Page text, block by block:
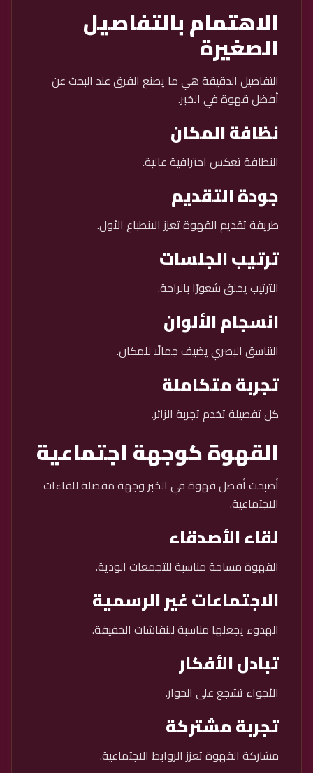
الاهتمام بالتفاصيل
الصغيرة
التفاصيل الدقيقة هي ما يصنع الفرق عند البحث عن
أفضل قهوة في الخبر.
نظافة المكان
النظافة تعكس احترافية عالية.
جودة التقديم
طريقة تقديم القهوة تعزز الانطباع الأول.
ترتيب الجلسات
الترتيب يخلق شعورًا بالراحة.
انسجام الألوان
التناسق البصري يضيف جمالًا للمكان.
تجربة متكاملة
كل تفصيلة تخدم تجربة الزائر.
القهوة كوجهة اجتماعية
أصبحت أفضل قهوة في الخبر وجهة مفضلة للقاءات
الاجتماعية.
لقاء الأصدقاء
القهوة مساحة مناسبة للتجمعات الودية.
الاجتماعات غير الرسمية
الهدوء يجعلها مناسبة للنقاشات الخفيفة.
تبادل الأفكار
الأجواء تشجع على الحوار.
تجربة مشتركة
مشاركة القهوة تعزز الروابط الاجتماعية.